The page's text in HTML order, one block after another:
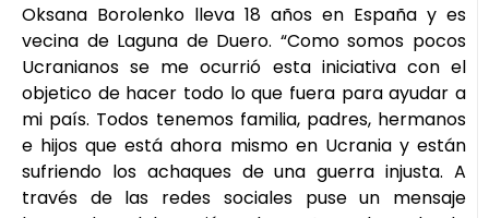
Oksana Borolenko lleva 18 años en España y es
vecina de Laguna de Duero. “Como somos pocos
Ucranianos se me ocurrió esta iniciativa con el
objetico de hacer todo lo que fuera para ayudar a
mi país. Todos tenemos familia, padres, hermanos
e hijos que está ahora mismo en Ucrania y están
sufriendo los achaques de una guerra injusta. A
través de las redes sociales puse un mensaje